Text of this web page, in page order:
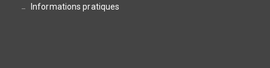
Informations pratiques